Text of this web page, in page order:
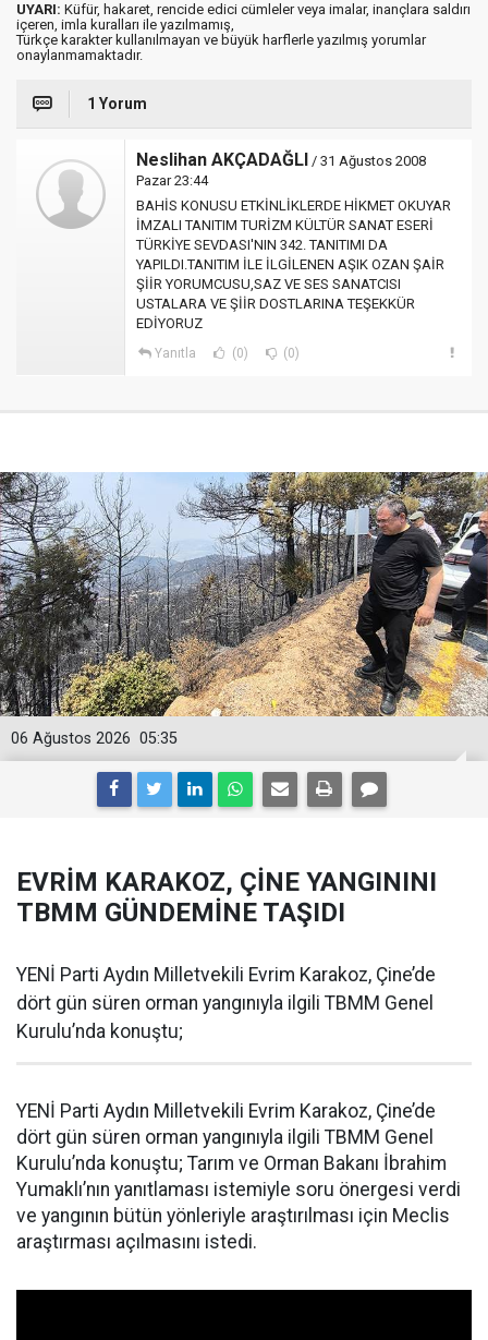
UYARI: Küfür, hakaret, rencide edici cümleler veya imalar, inançlara saldırı
içeren, imla kuralları ile yazılmamış,
Türkçe karakter kullanılmayan ve büyük harflerle yazılmış yorumlar
onaylanmamaktadır.
1 Yorum
Neslihan AKÇADAĞLI / 31 Ağustos 2008
Pazar 23:44
BAHİS KONUSU ETKİNLİKLERDE HİKMET OKUYAR
İMZALI TANITIM TURİZM KÜLTÜR SANAT ESERİ
TÜRKİYE SEVDASI'NIN 342. TANITIMI DA
YAPILDI.TANITIM İLE İLGİLENEN AŞIK OZAN ŞAİR
ŞİİR YORUMCUSU,SAZ VE SES SANATCISI
USTALARA VE ŞİİR DOSTLARINA TEŞEKKÜR
EDİYORUZ
Yanıtla (0) (0)
05:35
06 Ağustos 2026
EVRİM KARAKOZ, ÇİNE YANGININI
TBMM GÜNDEMİNE TAŞIDI
YENİ Parti Aydın Milletvekili Evrim Karakoz, Çine’de
dört gün süren orman yangınıyla ilgili TBMM Genel
Kurulu’nda konuştu;
YENİ Parti Aydın Milletvekili Evrim Karakoz, Çine’de
dört gün süren orman yangınıyla ilgili TBMM Genel
Kurulu’nda konuştu; Tarım ve Orman Bakanı İbrahim
Yumaklı’nın yanıtlaması istemiyle soru önergesi verdi
ve yangının bütün yönleriyle araştırılması için Meclis
araştırması açılmasını istedi.